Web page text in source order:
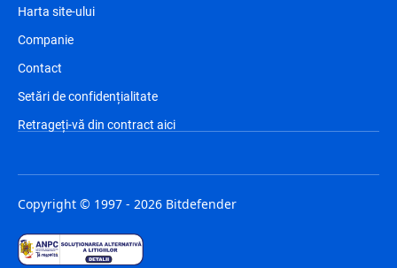
Harta site-ului
Companie
Contact
Setări de confidențialitate
Retrageți-vă din contract aici
Copyright © 1997 - 2026 Bitdefender